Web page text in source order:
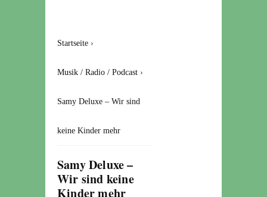
Startseite ›
Musik / Radio / Podcast ›
Samy Deluxe – Wir sind
keine Kinder mehr
Samy Deluxe –
Wir sind keine
Kinder mehr